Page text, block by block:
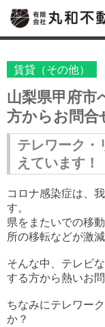
賃貸（その他）
山梨県甲府市
方からお問合
テレワーク・
えています！
コロナ感染症は、
す。
県をまたいでの移
所の移転などが激
そんな中、テレビ
する方から熱いお
ちなみにテレワー
か？